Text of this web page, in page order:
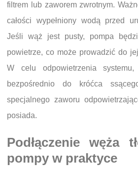
filtrem lub zaworem zwrotnym.
całości wypełniony wodą przed
Jeśli wąż jest pusty, pompa
powietrze, co może prowadzić do
W celu odpowietrzenia
bezpośrednio do króćca
specjalnego zaworu
posiada.
Podłączenie węża
pompy w praktyce